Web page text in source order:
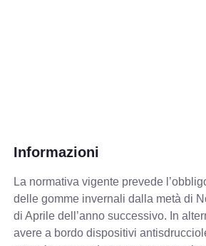
Informazioni
La normativa vigente prevede
delle gomme invernali dalla metà di
di Aprile dell’anno successivo. In
avere a bordo dispositivi